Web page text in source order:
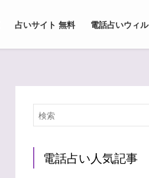
占いサイト 無料 電話占いウィル
電話占い人気記事